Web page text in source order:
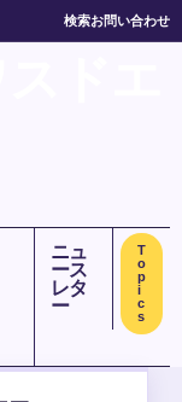
検索お問い合わせ
ニュ
ース
レタ
ー
T
o
p
i
c
s